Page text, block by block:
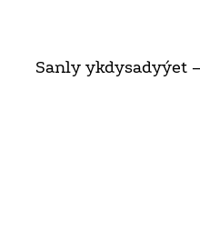
Sanly ykdysadyýet